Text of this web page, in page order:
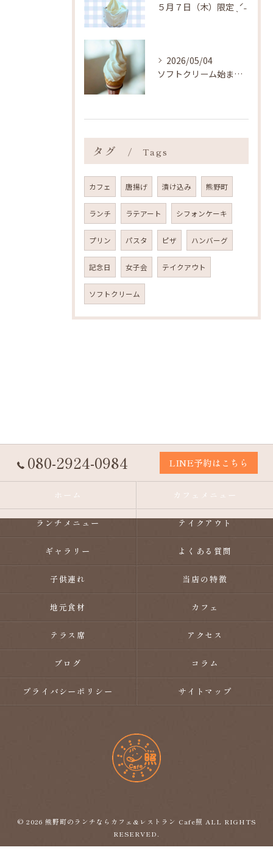
５月７日（木）限定 ˎˊ˗
2026/05/04
ソフトクリーム始まりました ˎˊ˗
タグ Tags
カフェ 唐揚げ 漬け込み 熊野町
ランチ ラテアート シフォンケーキ
プリン パスタ ピザ ハンバーグ
記念日 女子会 テイクアウト
ソフトクリーム
080-2924-0984 LINE予約はこちら
ホーム カフェメニュー
ランチメニュー テイクアウト
ギャラリー よくある質問
子供連れ 当店の特徴
地元食材 カフェ
テラス席 アクセス
ブログ コラム
プライバシーポリシー サイトマップ
© 2026 熊野町のランチならカフェ&レストラン Cafe照 ALL RIGHTS
RESERVED.